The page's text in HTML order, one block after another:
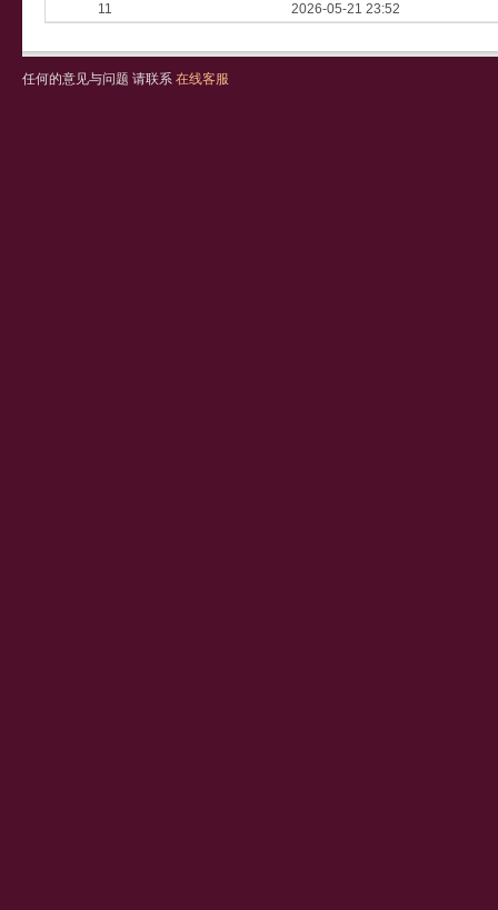
11
2026-05-21 23:52
任何的意见与问题 请联系 在线客服